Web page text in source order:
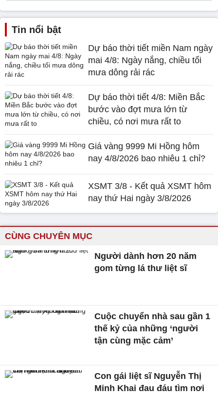
Tin nổi bật
Dự báo thời tiết miền Nam ngày
mai 4/8: Ngày nắng, chiều tối
mưa dông rải rác
Dự báo thời tiết 4/8: Miền Bắc
bước vào đợt mưa lớn từ
chiều, có nơi mưa rất to
Giá vàng 9999 Mi Hồng hôm
nay 4/8/2026 bao nhiêu 1 chỉ?
XSMT 3/8 - Kết quả XSMT hôm
nay thứ Hai ngày 3/8/2026
CÙNG CHUYÊN MỤC
Người dành hơn 20 năm
gom từng lá thư liệt sĩ
Cuộc chuyển nhà sau gần 1
thế kỷ của những ‘người
tận cùng mặc cảm’
Con gái liệt sĩ Nguyễn Thị
Minh Khai đau đáu tìm nơi